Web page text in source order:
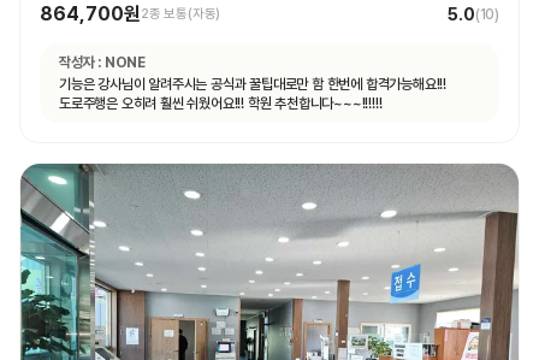
864,700원2종 보통(자동) 5.0(10)
작성자 : NONE
기능은 강사님이 알려주시는 공식과 꿀팁대로만 함 한번에 합격가능해요!!!
도로주행은 오히려 훨씬 쉬웠어요!!! 학원 추천합니다~~~!!!!!!